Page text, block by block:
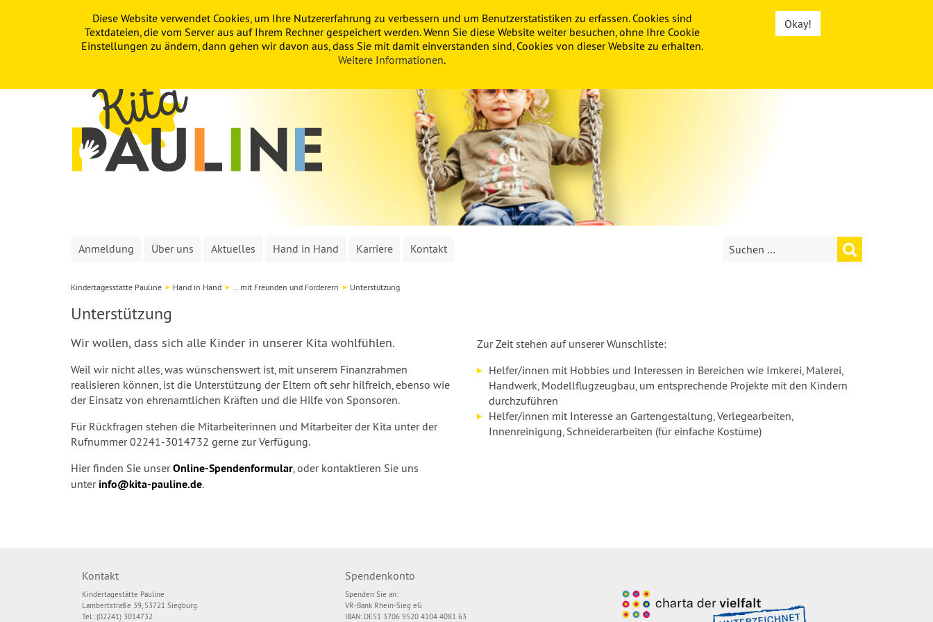
PAULINE KITA FÖRDERVEREIN
Anmeldung Über uns Aktuelles Hand in Hand Karriere Kontakt
Kindertagesstätte Pauline Hand in Hand … mit Freunden und Förderern Unterstützung
Unterstützung
Wir wollen, dass sich alle Kinder in unserer Kita wohlfühlen.
Weil wir nicht alles, was wünschenswert ist, mit unserem Finanzrahmen
realisieren können, ist die Unterstützung der Eltern oft sehr hilfreich, ebenso wie
der Einsatz von ehrenamtlichen Kräften und die Hilfe von Sponsoren.
Für Rückfragen stehen die Mitarbeiterinnen und Mitarbeiter der Kita unter der
Rufnummer 02241-3014732 gerne zur Verfügung.
Hier finden Sie unserOnline-Spendenformular, oder kontaktieren Sie uns
unter info@kita-pauline.de.
Zur Zeit stehen auf unserer Wunschliste:
Helfer/innen mit Hobbies und Interessen in Bereichen wie Imkerei, Malerei,
Handwerk, Modellflugzeugbau, um entsprechende Projekte mit den Kindern
durchzuführen
Helfer/innen mit Interesse an Gartengestaltung, Verlegearbeiten,
Innenreinigung, Schneiderarbeiten (für einfache Kostüme)
Kontakt
Kindertagestätte Pauline
Lambertstraße 39, 53721 Siegburg
Tel.: (02241) 3014732
Spendenkonto
Spenden Sie an:
VR-Bank Rhein-Sieg eG
IBAN: DE51 3706 9520 4104 4081 63
Diese Website verwendet Cookies, um Ihre Nutzererfahrung zu verbessern und um Benutzerstatistiken zu erfassen. Cookies sind
Textdateien, die vom Server aus auf Ihrem Rechner gespeichert werden. Wenn Sie diese Website weiter besuchen, ohne Ihre Cookie
Einstellungen zu ändern, dann gehen wir davon aus, dass Sie mit damit einverstanden sind, Cookies von dieser Website zu erhalten.
Weitere Informationen.
Okay!